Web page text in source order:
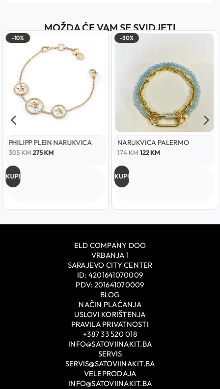
MOŽDA ĆE VAM SE SVIDJETI
-10%
PHILIPP PLEIN NARUKVICA
305KM275KM
KUPI
-30%
NARUKVICA PALERMO
174KM 122KM
KUPI
ELD COMPANY DOO
VRBANJA 1
SARAJEVO CITY CENTER
ID: 4201641070009
PDV: 201641070009
BLOG
NAČIN PLAĆANJA
USLOVI KORIŠTENJA
PRAVILA PRIVATNOSTI
+387 33 520 018
INFO@SATOVIINAKIT.BA
SERVIS
SERVIS@SATOVIINAKIT.BA
VELEPRODAJA
INFO@SATOVIINAKIT.BA